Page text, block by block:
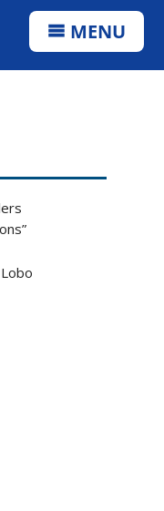
MENU